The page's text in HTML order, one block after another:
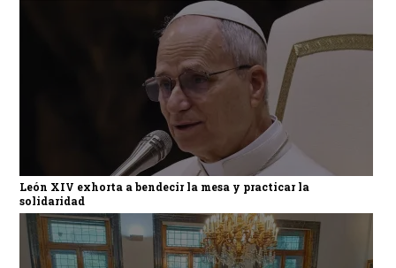
León XIV exhorta a bendecir la mesa y practicar la
solidaridad